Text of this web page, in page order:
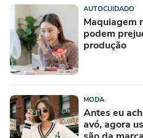
AUTOCUIDADO
Maquiagem
podem
produção
MODA
Antes eu
avó, agora